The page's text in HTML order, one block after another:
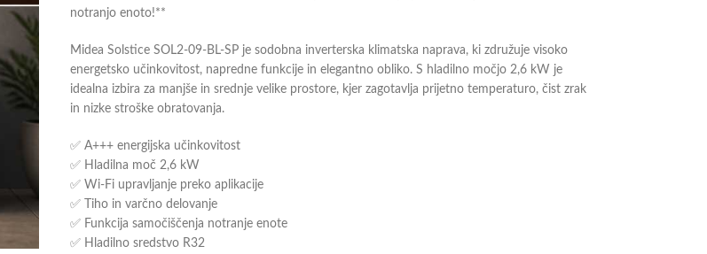
notranjo enoto!**
Midea Solstice SOL2-09-BL-SP je sodobna inverterska klimatska naprava, ki združuje visoko
energetsko učinkovitost, napredne funkcije in elegantno obliko. S hladilno močjo 2,6 kW je
idealna izbira za manjše in srednje velike prostore, kjer zagotavlja prijetno temperaturo, čist zrak
in nizke stroške obratovanja.
✅ A+++ energijska učinkovitost
✅ Hladilna moč 2,6 kW
✅ Wi-Fi upravljanje preko aplikacije
✅ Tiho in varčno delovanje
✅ Funkcija samočiščenja notranje enote
✅ Hladilno sredstvo R32